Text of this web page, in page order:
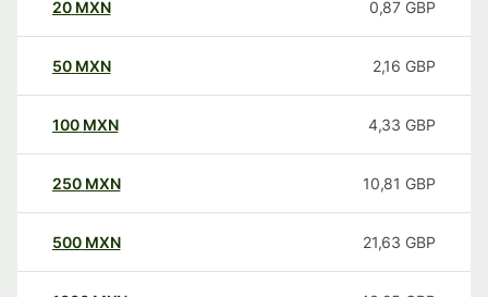
20 MXN 0,87 GBP
50 MXN 2,16 GBP
100 MXN 4,33 GBP
250 MXN 10,81 GBP
500 MXN 21,63 GBP